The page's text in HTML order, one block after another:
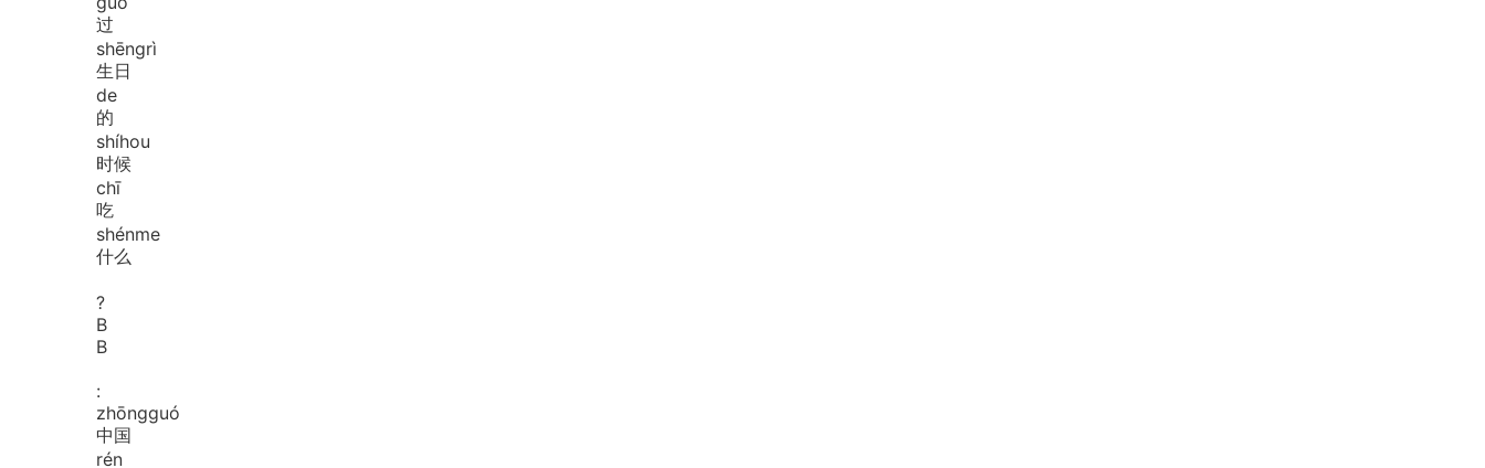
过
shēngrì
生日
de
的
shíhou
时候
chī
吃
shénme
什么
?
B
B
:
zhōngguó
中国
rén